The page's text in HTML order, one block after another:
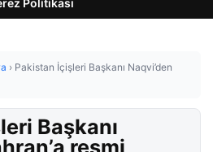
Politikası
› Pakistan İçişleri Başkanı Naqvi’den
Başkanı
resmi